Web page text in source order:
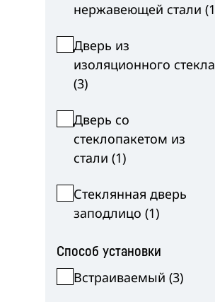
нержавеющей стали (1
Дверь из
изоляционного стекла
(3)
Дверь со
стеклопакетом из
стали (1)
Стеклянная дверь
заподлицо (1)
Способ установки
Встраиваемый (3)